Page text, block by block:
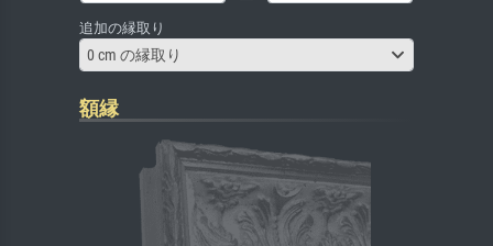
追加の縁取り
0 cm の縁取り
額縁